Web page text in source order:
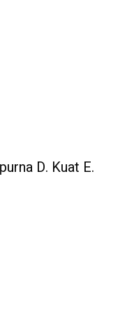
D. Kuat E.